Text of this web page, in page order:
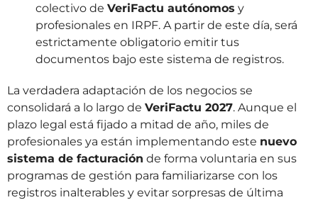
colectivo de VeriFactu autónomos y
profesionales en IRPF. A partir de este día, será
estrictamente obligatorio emitir tus
documentos bajo este sistema de registros.
La verdadera adaptación de los negocios se
consolidará a lo largo de VeriFactu 2027. Aunque el
plazo legal está fijado a mitad de año, miles de
profesionales ya están implementando este nuevo
sistema de facturación de forma voluntaria en sus
programas de gestión para familiarizarse con los
registros inalterables y evitar sorpresas de última